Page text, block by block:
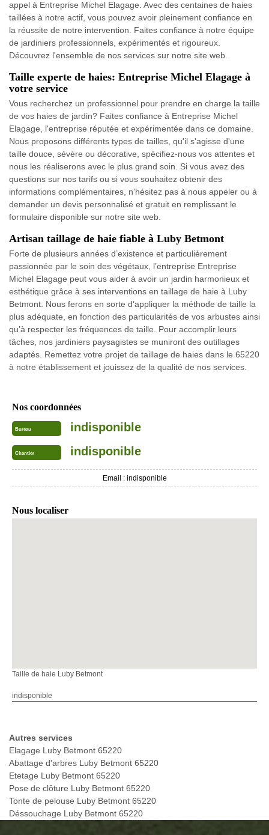
appel à Entreprise Michel Elagage. Avec des centaines de haies
taillées à notre actif, vous pouvez avoir pleinement confiance en
la réussite de notre intervention. Faites confiance à notre équipe
de jardiniers professionnels, expérimentés et rigoureux.
Découvrez l'ensemble de nos services sur notre site web.
Taille experte de haies: Entreprise Michel Elagage à
votre service
Vous recherchez un professionnel pour prendre en charge la taille
de vos haies de jardin? Faites confiance à Entreprise Michel
Elagage, l'entreprise réputée et expérimentée dans ce domaine.
Nous proposons différents types de tailles, qu'il s'agisse d'une
taille douce, sévère ou décorative, spécifiez-nous vos attentes et
nous les réaliserons avec le plus grand soin. Si vous avez des
questions sur nos tarifs ou si vous souhaitez obtenir des
informations complémentaires, n'hésitez pas à nous appeler ou à
demander un devis personnalisé et gratuit en remplissant le
formulaire disponible sur notre site web.
Artisan taillage de haie fiable à Luby Betmont
Forte de plusieurs années d’existence et particulièrement
passionnée par le soin des végétaux, l’entreprise Entreprise
Michel Elagage peut vous aider à avoir un jardin harmonieux et
esthétique grâce à ses interventions en taillage de haie à Luby
Betmont. Nous ferons en sorte d’appliquer la méthode de taille la
plus adéquate, en fonction des particularités de vos arbustes ainsi
qu’à respecter les fréquences de taille. Pour accomplir leurs
tâches, nos jardiniers paysagistes se muniront des outillages
adaptés. Remettez votre projet de taillage de haies dans le 65220
à notre établissement et jouissez de la qualité de nos services.
Nos coordonnées
Bureau indisponible
Chantier indisponible
Email : indisponible
Nous localiser
Taille de haie Luby Betmont
indisponible
Autres services
Elagage Luby Betmont 65220
Abattage d'arbres Luby Betmont 65220
Etetage Luby Betmont 65220
Pose de clôture Luby Betmont 65220
Tonte de pelouse Luby Betmont 65220
Déssouchage Luby Betmont 65220